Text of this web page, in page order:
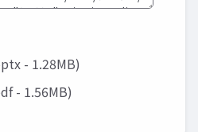
- 1.28MB)
- 1.56MB)